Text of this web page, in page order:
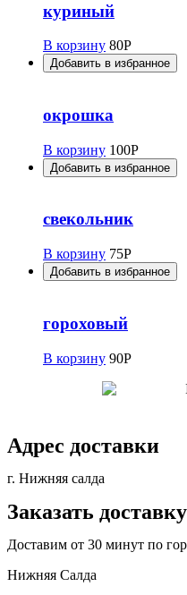
куриный
В корзину 80Р
Добавить в избранное
окрошка
В корзину 100Р
Добавить в избранное
свекольник
В корзину 75Р
Добавить в избранное
гороховый
В корзину 90Р
Адрес доставки
г. Нижняя салда
Заказать доставку
Доставим от 30 минут по
Нижняя Салда